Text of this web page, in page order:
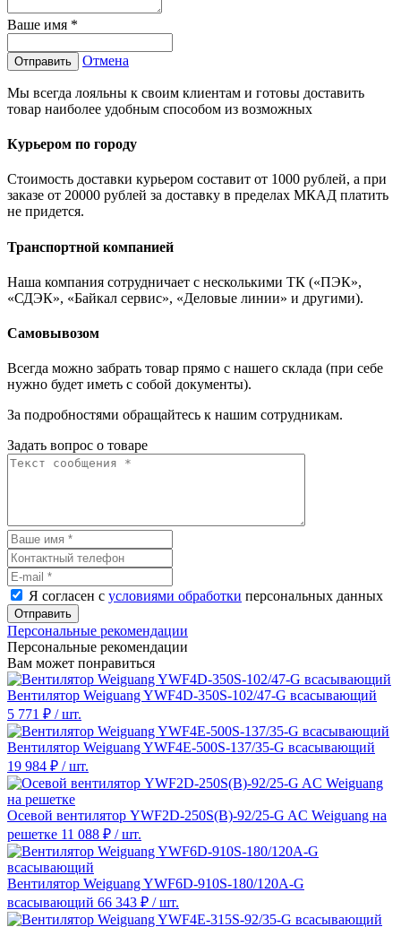
Ваше имя *
Отправить Отмена
Мы всегда лояльны к своим клиентам и готовы доставить
товар наиболее удобным способом из возможных
Курьером по городу
Стоимость доставки курьером составит от 1000 рублей, а при
заказе от 20000 рублей за доставку в пределах МКАД платить
не придется.
Транспортной компанией
Наша компания сотрудничает с несколькими ТК («ПЭК»,
«СДЭК», «Байкал сервис», «Деловые линии» и другими).
Самовывозом
Всегда можно забрать товар прямо с нашего склада (при себе
нужно будет иметь с собой документы).
За подробностями обращайтесь к нашим сотрудникам.
Задать вопрос о товаре
Я согласен с условиями обработки персональных данных
Отправить
Персональные рекомендации
Персональные рекомендации
Вам может понравиться
Вентилятор Weiguang YWF4D-350S-102/47-G всасывающий
5 771 ₽ / шт.
Вентилятор Weiguang YWF4E-500S-137/35-G всасывающий
19 984 ₽ / шт.
Осевой вентилятор YWF2D-250S(B)-92/25-G AC Weiguang на
решетке 11 088 ₽ / шт.
Вентилятор Weiguang YWF6D-910S-180/120A-G
всасывающий 66 343 ₽ / шт.